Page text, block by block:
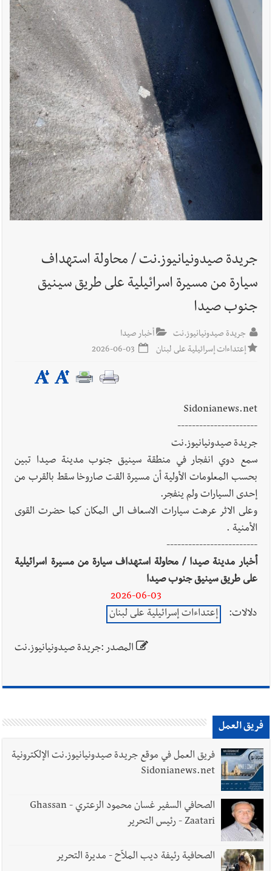
أخبار لبنان
خرق إسرائيلي في زوطر الغربية وساتر ترابي قبالة آخر
نقطة للجيش اللبناني
أخبار لبنان
روابط القطاع العام : إضراب الاثنين احتجاجا على
تقسيط المفعول الرجعي
أخبار لبنان
خلفيات توقيف السفير الفلسطيني السابق أشرف دبور:
تداخل السياسة بالقضاء ولبنان قد يسلّمه إلى السلطة
حراك ديبلوماسي للتجديد لـ اليونيفيل .. مسؤول غربي
جريدة صيدونيانيوز.نت / محاولة استهداف
سيارة من مسيرة اسرائيلية على طريق سينيق
جنوب صيدا
جريدة صيدونيانيوز.نت
أخبار صيدا
إعتداءات إسرائيلية على لبنان
Sidonianews.net
----------------------
جريدة صيدونيانيوز.نت
سمع دوي انفجار في منطقة سينيق جنوب مدينة صيدا تبين
بحسب المعلومات الأولية أن مسيرة القت صاروخا سقط بالقرب من
إحدى السيارات ولم ينفجر.
وعلى الاثر عرهت سيارات الاسعاف الى المكان كما حضرت القوى
الأمنية .
-------------------------
أخبار مدينة صيدا / محاولة استهداف سيارة من مسيرة اسرائيلية
على طريق سينيق جنوب صيدا
2026-06-03
دلالات:
إعتداءات إسرائيلية على لبنان
المصدر :جريدة صيدونيانيوز.نت
فريق العمل
فريق العمل في موقع جريدة صيدونيانيوز.نت الإلكترونية
Sidonianews.net
الصحافي السفير غسان محمود الزعتري - Ghassan
Zaatari - رئيس التحرير
الصحافية رئيفة ديب الملاّح - مديرة التحرير